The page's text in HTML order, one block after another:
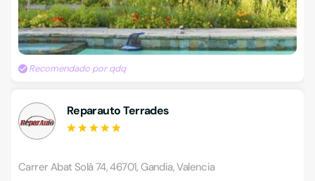
Recomendado por qdq
Reparauto Terrades
Carrer Abat Solà 74, 46701, Gandia, Valencia